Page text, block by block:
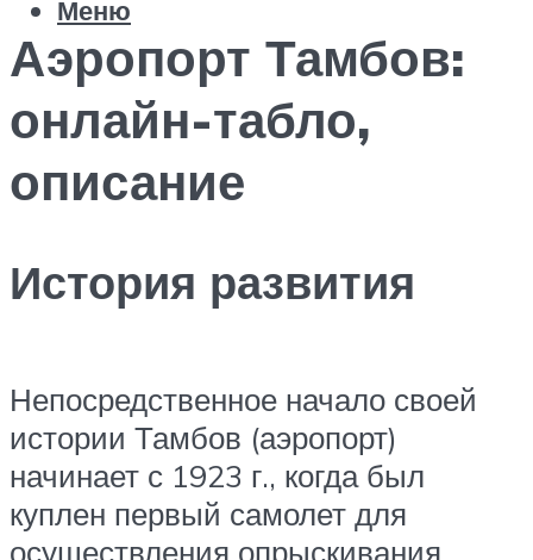
Меню
Аэропорт Тамбов:
онлайн-табло,
описание
История развития
Непосредственное начало своей
истории Тамбов (аэропорт)
начинает с 1923 г., когда был
куплен первый самолет для
осуществления опрыскивания